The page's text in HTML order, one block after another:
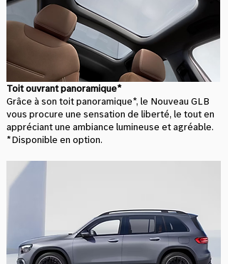
Toit ouvrant panoramique*
Grâce à son toit panoramique*, le Nouveau GLB
vous procure une sensation de liberté, le tout en
appréciant une ambiance lumineuse et agréable.
*Disponible en option.